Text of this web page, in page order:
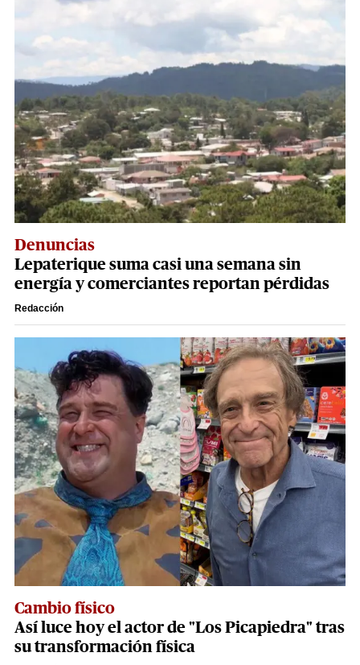
Denuncias
Lepaterique suma casi una semana sin
energía y comerciantes reportan pérdidas
Redacción
Cambio físico
Así luce hoy el actor de "Los Picapiedra" tras
su transformación física